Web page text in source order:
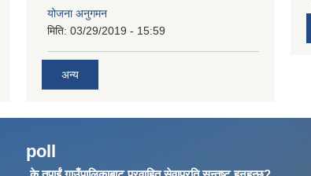
योजना अनुगमन
मिति: 03/29/2019 - 15:59
अन्य
poll